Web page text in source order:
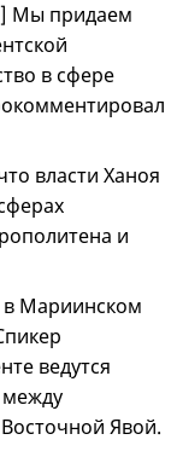
Мы придаем
в сфере
власти Ханоя
и
в Мариинском
ведутся
Явой.